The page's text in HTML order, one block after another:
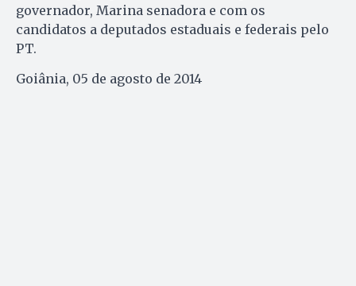
governador, Marina senadora e com os
candidatos a deputados estaduais e federais pelo
PT.
Goiânia, 05 de agosto de 2014